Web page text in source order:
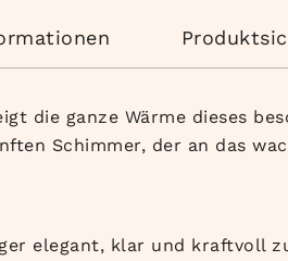
die ganze Wärme dieses
Schimmer, der an das
elegant, klar und kraftvoll